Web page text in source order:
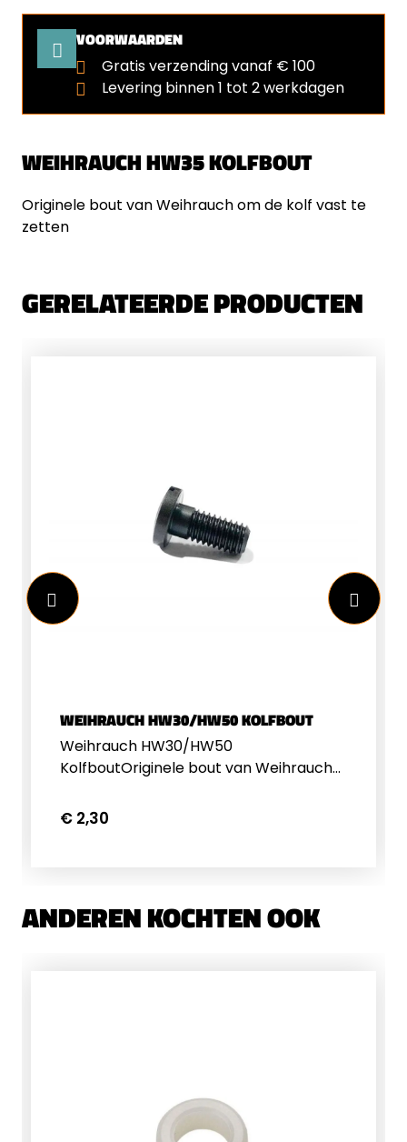
WEIHRAUCH HW35 KOLFBOUT
Originele bout van Weihrauch om de kolf vast te
zetten
VOORWAARDEN
Gratis verzending vanaf € 100
Levering binnen 1 tot 2 werkdagen
GERELATEERDE PRODUCTEN
WEIHRAUCH HW30/HW50 KOLFBOUT
Weihrauch HW30/HW50
KolfboutOriginele bout van Weihrauch
€ 2,30
ANDEREN KOCHTEN OOK